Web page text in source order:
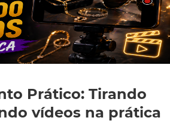
Prático: Tirando
vídeos na prática